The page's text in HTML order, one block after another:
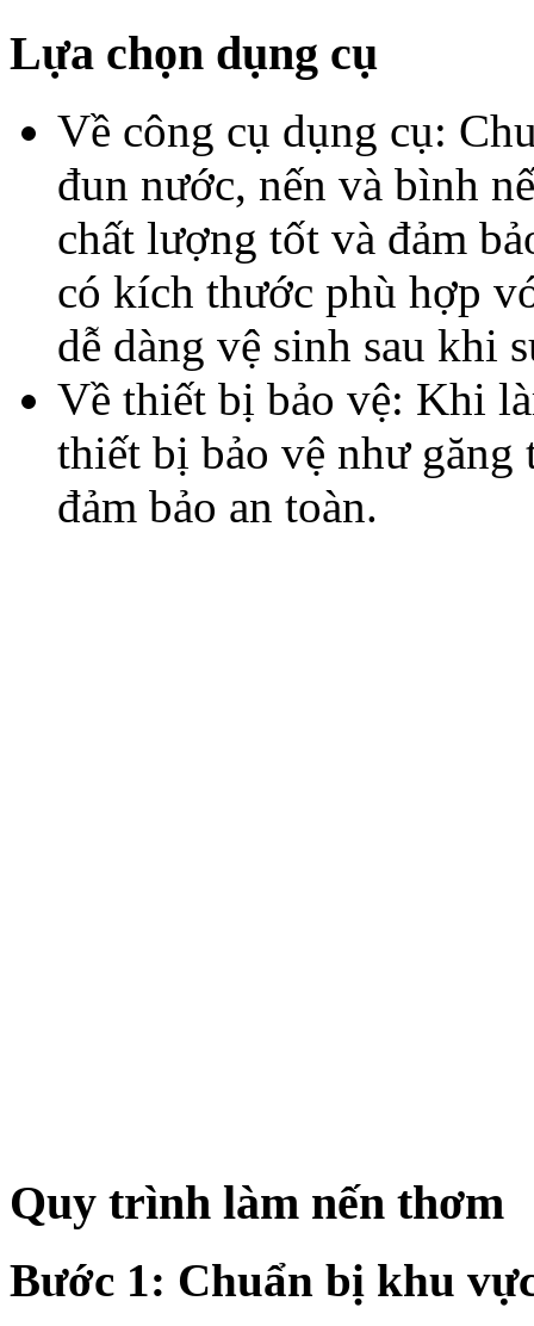
Lựa chọn dụng cụ
Về công cụ dụng cụ:
đun nước, nến và bình
chất lượng tốt và đảm
có kích thước phù hợp
dễ dàng vệ sinh sau khi
Về thiết bị bảo vệ: Khi
thiết bị bảo vệ như găng
đảm bảo an toàn.
Quy trình làm nến thơm
Bước 1: Chuẩn bị khu